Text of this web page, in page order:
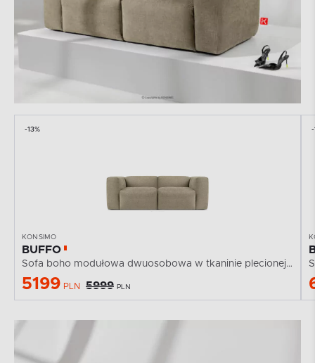
-13%
KONSIMO
BUFFO
Sofa boho modułowa dwuosobowa w tkaninie plecionej...
5199 PLN 5999 PLN
-